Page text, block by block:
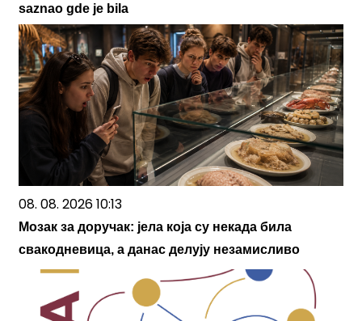
saznao gde je bila
08. 08. 2026 10:13
Мозак за доручак: јела која су некада била
свакодневица, а данас делују незамисливо